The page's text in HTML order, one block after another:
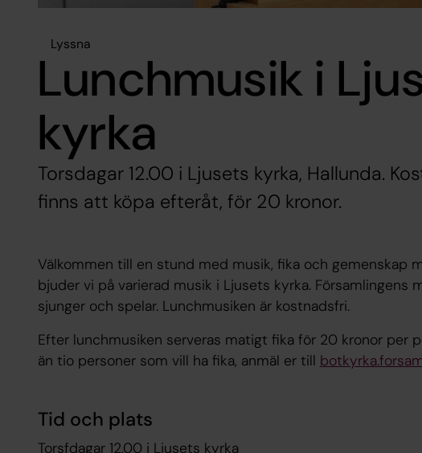
Lyssna
Lunchmusik i
kyrka
Torsdagar 12.00 i Ljusets kyrka, Hallunda.
finns att köpa efteråt, för 20 kronor.
Välkommen till en stund med musik, fika och gemenskap
bjuder vi på varierad musik i Ljusets kyrka. Församlingens
sjunger och spelar. Lunchmusiken är kostnadsfri.
Efter lunchmusiken serveras matigt fika för 20 kronor per
än tio personer som vill ha fika, anmäl er till
Tid och plats
Torsfdagar 12.00 i Ljusets kyrka